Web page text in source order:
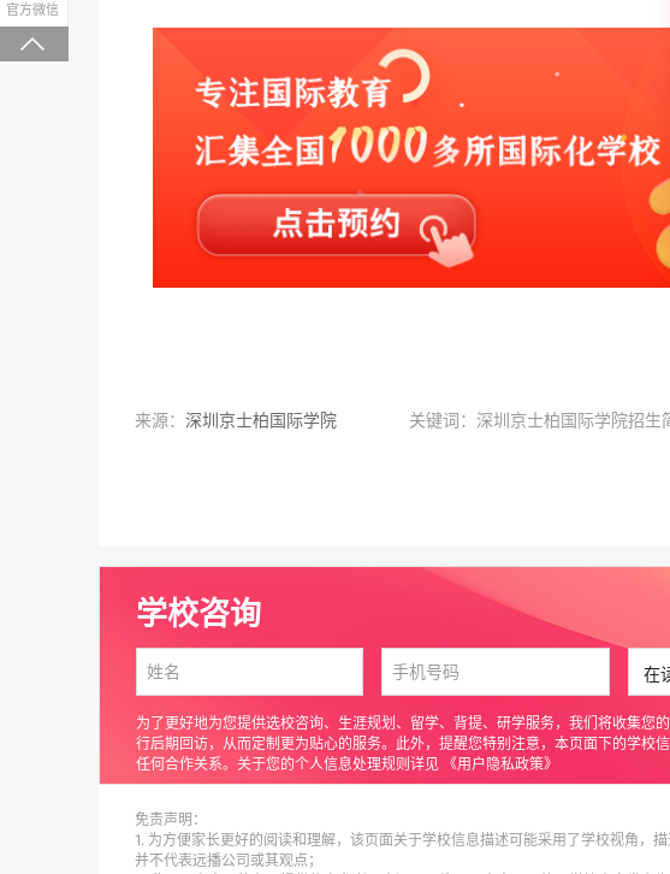
来源： 深圳京士柏国际学院 关键词：深圳京士柏国际学院招生
学校咨询
为了更好地为您提供选校咨询、生涯规划、留学、背提、研学服务，我们将收集您
行后期回访，从而定制更为贴心的服务。此外，提醒您特别注意，本页面下的学校
任何合作关系。关于您的个人信息处理规则详见 《用户隐私政策》
免责声明：
1. 为方便家长更好的阅读和理解，该页面关于学校信息描述可能采用了学校视角，描
并不代表远播公司或其观点；
官方微信
